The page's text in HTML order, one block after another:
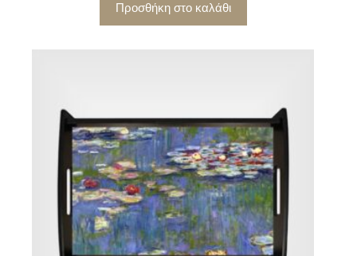
Προσθήκη στο καλάθι